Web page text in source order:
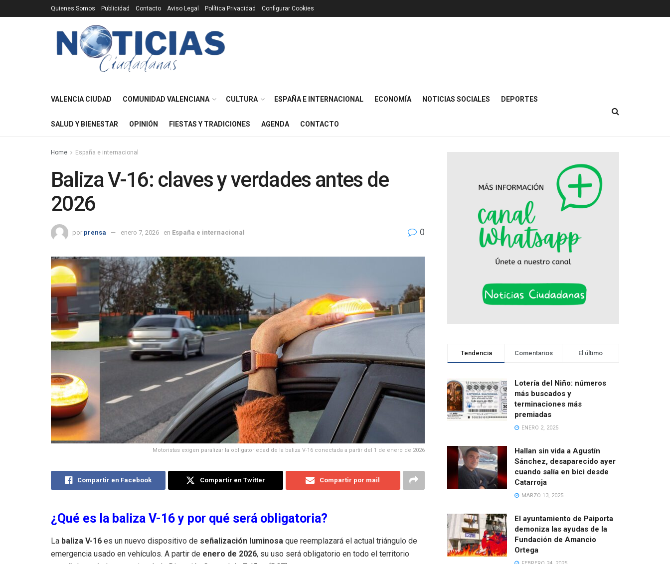
Quienes Somos Publicidad Contacto Aviso Legal Política Privacidad Configurar Cookies
VALENCIA CIUDAD COMUNIDAD VALENCIANA CULTURA ESPAÑA E INTERNACIONAL ECONOMÍA NOTICIAS SOCIALES DEPORTES
SALUD Y BIENESTAR OPINIÓN FIESTAS Y TRADICIONES AGENDA CONTACTO
Home España e internacional
Baliza V-16: claves y verdades antes de
2026
por prensa enero 7, 2026 en España e internacional 0
Motoristas exigen paralizar la obligatoriedad de la baliza V-16 conectada a partir del 1 de enero de 2026
Compartir en Facebook Compartir en Twitter Compartir por mail
¿Qué es la baliza V-16 y por qué será obligatoria?
La baliza V-16 es un nuevo dispositivo de señalización luminosa que reemplazará el actual triángulo de
emergencia usado en vehículos. A partir de enero de 2026, su uso será obligatorio en todo el territorio
Tendencia Comentarios El último
Lotería del Niño: números
más buscados y
terminaciones más
premiadas
ENERO 2, 2025
Hallan sin vida a Agustín
Sánchez, desaparecido ayer
cuando salía en bici desde
Catarroja
MARZO 13, 2025
El ayuntamiento de Paiporta
demoniza las ayudas de la
Fundación de Amancio
Ortega